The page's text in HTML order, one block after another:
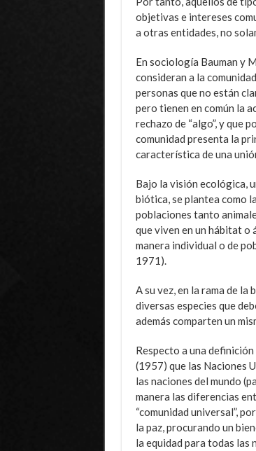
objetivas e intereses
a otras entidades, no
En sociología Bauman y
consideran a la
personas que no están
pero tienen en común la
rechazo de “algo”, y que
comunidad presenta la
característica de una
Bajo la visión ecológica,
biótica, se plantea como
poblaciones tanto
que viven en un hábitat o
manera individual o de
1971).
A su vez, en la rama de
diversas especies que
además comparten un
Respecto a una
(1957) que las Naciones
las naciones del mundo
manera las diferencias
“comunidad universal”,
la paz, procurando un
la equidad para todas las